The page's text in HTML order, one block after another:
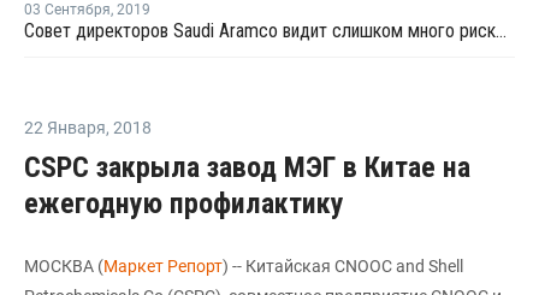
03 Сентября, 2019
Совет директоров Saudi Aramco видит слишком много рисков для IPO в Нью-Йорке
22 Января, 2018
CSPC закрыла завод МЭГ в Китае на
ежегодную профилактику
МОСКВА (Маркет Репорт) -- Китайская CNOOC and Shell